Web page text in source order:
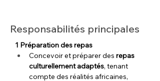
Responsabilités principales
1 Préparation des repas
Concevoir et préparer des repas
culturellement adaptés, tenant
compte des réalités africaines,